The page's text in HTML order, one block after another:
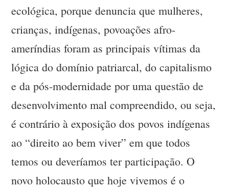
ecológica, porque denuncia que mulheres,
crianças, indígenas, povoações afro-
ameríndias foram as principais vítimas da
lógica do domínio patriarcal, do capitalismo
e da pós-modernidade por uma questão de
desenvolvimento mal compreendido, ou seja,
é contrário à exposição dos povos indígenas
ao “direito ao bem viver” em que todos
temos ou deveríamos ter participação. O
novo holocausto que hoje vivemos é o